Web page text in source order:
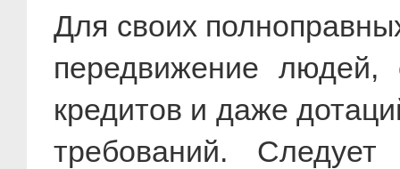
Для своих
передвижение людей,
кредитов и даже
требований.